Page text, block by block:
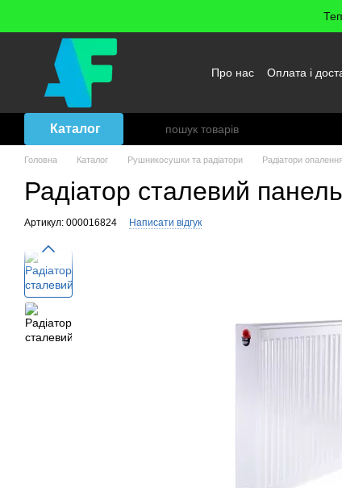
Про нас Оплата і
Каталог
Головна Каталог Рушникосушки та радіатори Радіатори опалення
Радіатор сталевий
Артикул: 000016824 Написати відгук